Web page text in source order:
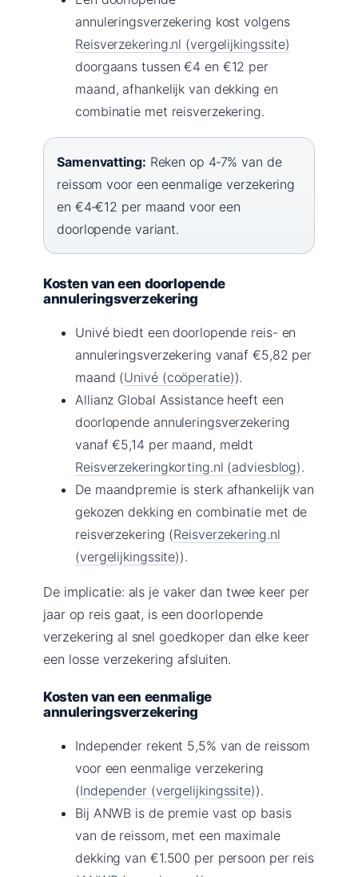
annuleringsverzekering kost volgens
Reisverzekering.nl (vergelijkingssite)
doorgaans tussen €4 en €12 per
maand, afhankelijk van dekking en
combinatie met reisverzekering.
Samenvatting: Reken op 4‑7% van de
reissom voor een eenmalige verzekering
en €4‑€12 per maand voor een
doorlopende variant.
Kosten van een doorlopende
annuleringsverzekering
Univé biedt een doorlopende reis- en
annuleringsverzekering vanaf €5,82 per
maand (Univé (coöperatie)).
Allianz Global Assistance heeft een
doorlopende annuleringsverzekering
vanaf €5,14 per maand, meldt
Reisverzekeringkorting.nl (adviesblog).
De maandpremie is sterk afhankelijk van
gekozen dekking en combinatie met de
reisverzekering (Reisverzekering.nl
(vergelijkingssite)).
De implicatie: als je vaker dan twee keer per
jaar op reis gaat, is een doorlopende
verzekering al snel goedkoper dan elke keer
een losse verzekering afsluiten.
Kosten van een eenmalige
annuleringsverzekering
Independer rekent 5,5% van de reissom
voor een eenmalige verzekering
(Independer (vergelijkingssite)).
Bij ANWB is de premie vast op basis
van de reissom, met een maximale
dekking van €1.500 per persoon per reis